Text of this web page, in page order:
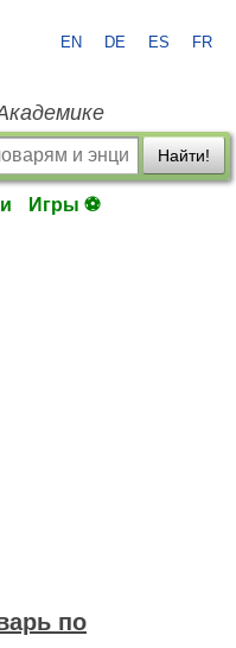
EN DE ES FR
Найти!
Игры ⚽
по